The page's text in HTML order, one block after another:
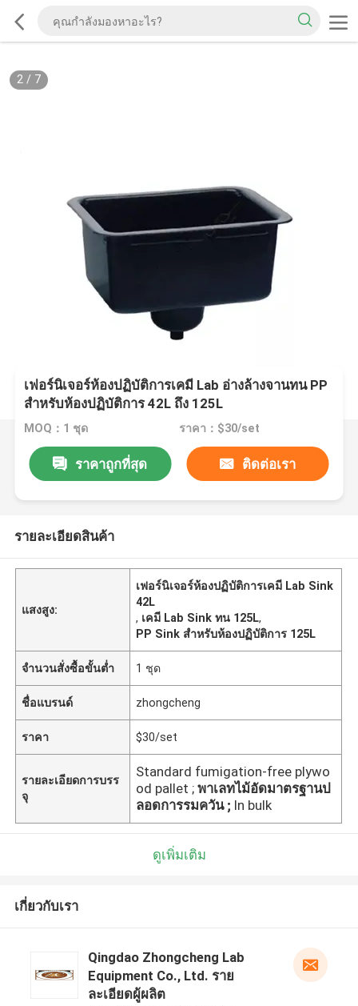
2/ 7
เฟอร์นิเจอร์ห้องปฏิบัติการเคมี Lab อ่างล้างจานทน PP
สำหรับห้องปฏิบัติการ 42L ถึง 125L
MOQ：1 ชุด ราคา：$30/set
ราคาถูกที่สุด ติดต่อเรา
รายละเอียดสินค้า
แสงสูง:
เฟอร์นิเจอร์ห้องปฏิบัติการเคมี Lab Sink
42L
, เคมี Lab Sink ทน 125L,
PP Sink สำหรับห้องปฏิบัติการ 125L
จำนวนสั่งซื้อขั้นต่ำ 1 ชุด
ชื่อแบรนด์ zhongcheng
ราคา $30/set
รายละเอียดการบรร
จุ
Standard fumigation-free plywo
od pallet ; พาเลทไม้อัดมาตรฐานป
ลอดการรมควัน ; In bulk
ดูเพิ่มเติม
เกี่ยวกับเรา
Qingdao Zhongcheng Lab
Equipment Co., Ltd. ราย
ละเอียดผู้ผลิต